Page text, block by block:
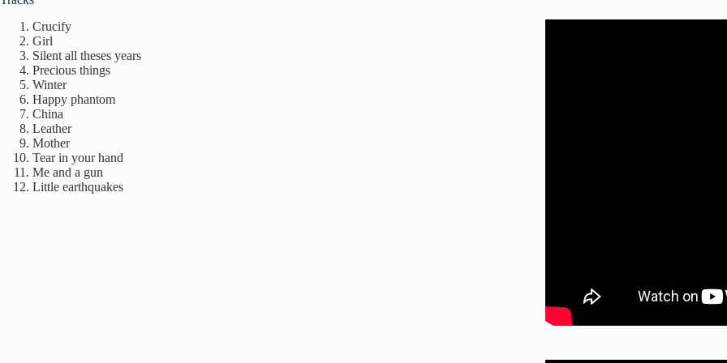
Crucify
Girl
Silent all theses years
Precious things
Winter
Happy phantom
China
Leather
Mother
Tear in your hand
Me and a gun
Little earthquakes